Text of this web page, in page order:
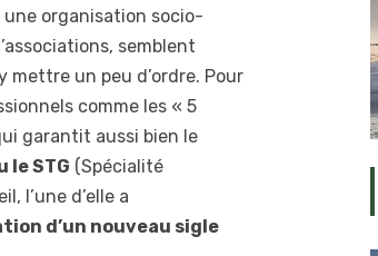
une organisation socio-
semblent
mettre un peu d’ordre. Pour
comme les « 5
garantit aussi bien le
le STG (Spécialité
l’une d’elle a
d’un nouveau sigle